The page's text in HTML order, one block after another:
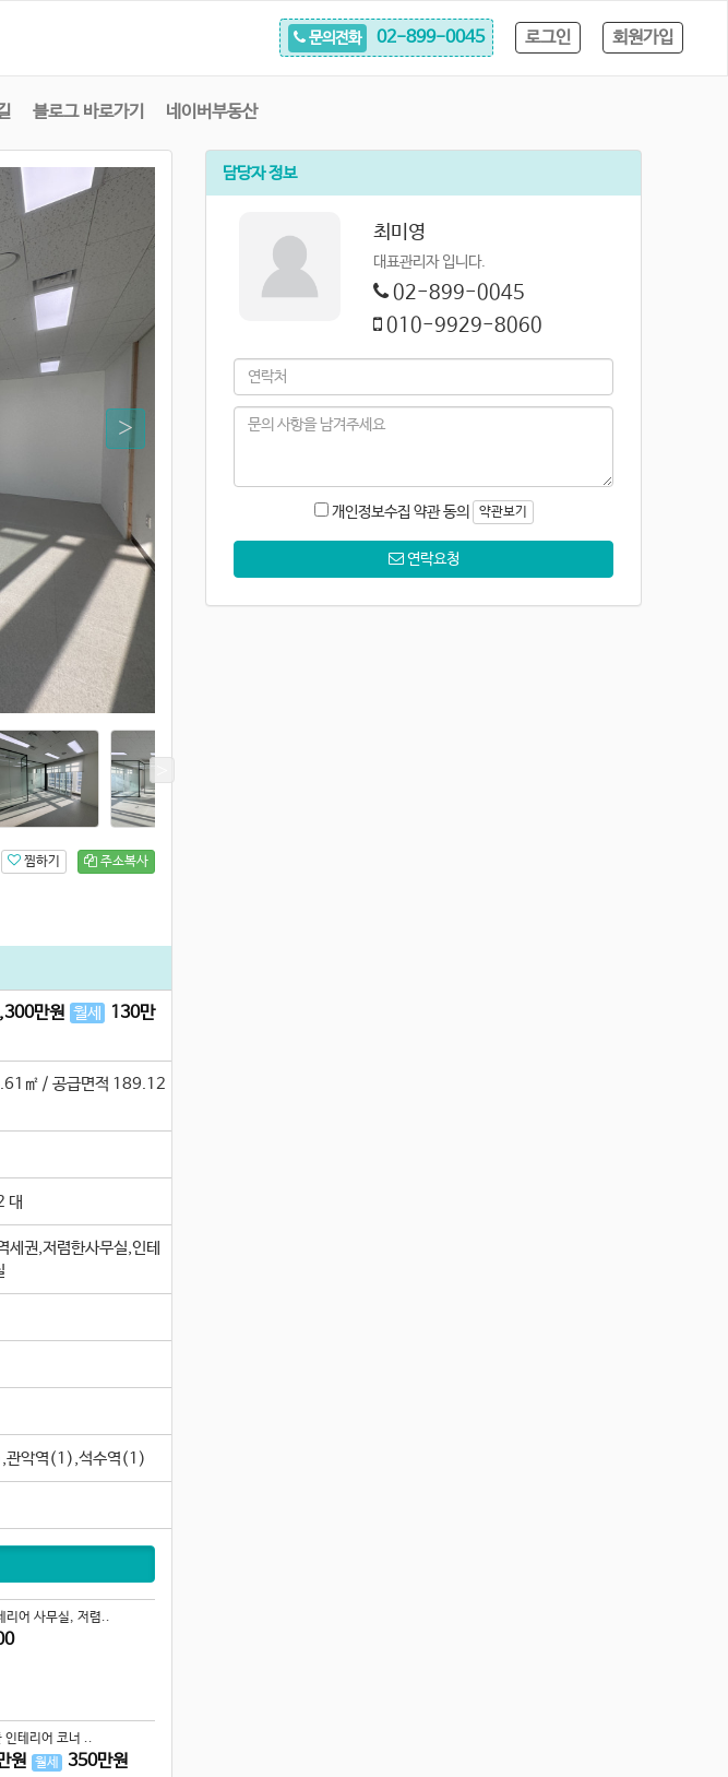
로그인 회원가입
문의전화 02-899-0045
블로그 바로가기 네이버부동산
주소복사
찜하기
만원 월세 130만
㎡ /공급면적 189.12
대
세권,저렴한사무실,인테
관악역(1),석수역(1)
리어 사무실, 저렴..
인테리어 코너 ..
원 월세 350만원
담당자 정보
최미영
대표관리자 입니다.
02-899-0045
010-9929-8060
개인정보수집 약관 동의 약관보기
연락요청